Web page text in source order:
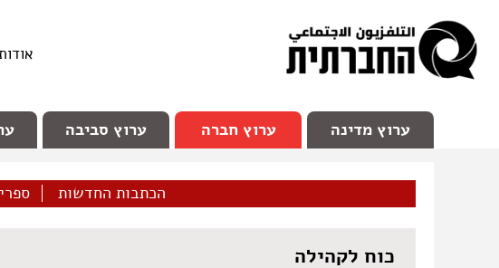
ערוץ מדינה ערוץ חברה ערוץ סביבה
הכתבות החדשות
כוח לקהילה